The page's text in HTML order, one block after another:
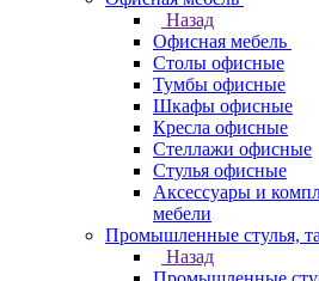
Назад
Офисная мебель
Столы офисные
Тумбы офисные
Шкафы офисные
Кресла офисные
Стеллажи офисные
Стулья офисные
Аксессуары и
мебели
Промышленные стулья,
Назад